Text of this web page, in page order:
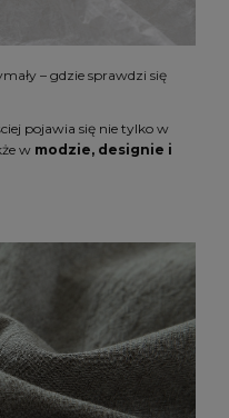
– gdzie sprawdzi się
pojawia się nie tylko w
w modzie, designie i